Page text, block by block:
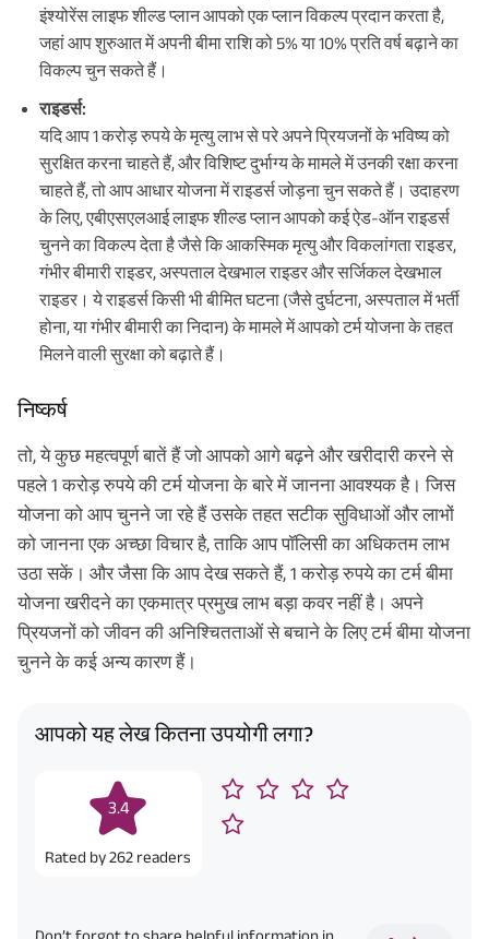
इंश्योरेंस लाइफ शील्ड प्लान आपको एक प्लान विकल्प प्रदान करता है,
जहां आप शुरुआत में अपनी बीमा राशि को 5% या 10% प्रति वर्ष बढ़ाने का
विकल्प चुन सकते हैं।
राइडर्स:
यदि आप 1 करोड़ रुपये के मृत्यु लाभ से परे अपने प्रियजनों के भविष्य को
सुरक्षित करना चाहते हैं, और विशिष्ट दुर्भाग्य के मामले में उनकी रक्षा करना
चाहते हैं, तो आप आधार योजना में राइडर्स जोड़ना चुन सकते हैं। उदाहरण
के लिए, एबीएसएलआई लाइफ शील्ड प्लान आपको कई ऐड-ऑन राइडर्स
चुनने का विकल्प देता है जैसे कि आकस्मिक मृत्यु और विकलांगता राइडर,
गंभीर बीमारी राइडर, अस्पताल देखभाल राइडर और सर्जिकल देखभाल
राइडर। ये राइडर्स किसी भी बीमित घटना (जैसे दुर्घटना, अस्पताल में भर्ती
होना, या गंभीर बीमारी का निदान) के मामले में आपको टर्म योजना के तहत
मिलने वाली सुरक्षा को बढ़ाते हैं।
निष्कर्ष
तो, ये कुछ महत्वपूर्ण बातें हैं जो आपको आगे बढ़ने और खरीदारी करने से
पहले 1 करोड़ रुपये की टर्म योजना के बारे में जानना आवश्यक है। जिस
योजना को आप चुनने जा रहे हैं उसके तहत सटीक सुविधाओं और लाभों
को जानना एक अच्छा विचार है, ताकि आप पॉलिसी का अधिकतम लाभ
उठा सकें। और जैसा कि आप देख सकते हैं, 1 करोड़ रुपये का टर्म बीमा
योजना खरीदने का एकमात्र प्रमुख लाभ बड़ा कवर नहीं है। अपने
प्रियजनों को जीवन की अनिश्चितताओं से बचाने के लिए टर्म बीमा योजना
चुनने के कई अन्य कारण हैं।
आपको यह लेख कितना उपयोगी लगा?
3.4
Rated by262 readers
Don’t forgot to share helpful information in